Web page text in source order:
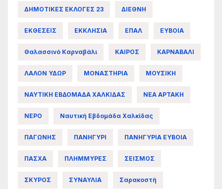
ΔΗΜΟΤΙΚΕΣ ΕΚΛΟΓΕΣ 23 ΔΙΕΘΝΗ
ΕΚΘΕΣΕΙΣ ΕΚΚΛΗΣΙΑ ΕΠΑΛ ΕΥΒΟΙΑ
Θαλασσινό Καρναβάλι ΚΑΙΡΟΣ ΚΑΡΝΑΒΑΛΙ
ΛΑΛΟΝ ΥΔΩΡ ΜΟΝΑΣΤΗΡΙΑ ΜΟΥΣΙΚΗ
ΝΑΥΤΙΚΗ ΕΒΔΟΜΑΔΑ ΧΑΛΚΙΔΑΣ ΝΕΑ ΑΡΤΑΚΗ
ΝΕΡΟ Ναυτική Εβδομάδα Χαλκίδας
ΠΑΓΩΝΗΣ ΠΑΝΗΓΥΡΙ ΠΑΝΗΓΥΡΙΑ ΕΥΒΟΙΑ
ΠΑΣΧΑ ΠΛΗΜΜΥΡΕΣ ΣΕΙΣΜΟΣ
ΣΚΥΡΟΣ ΣΥΝΑΥΛΙΑ Σαρακοστή